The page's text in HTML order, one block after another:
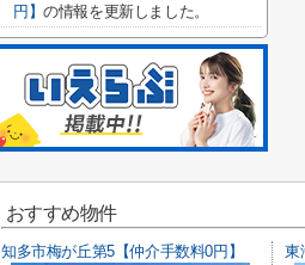
円】の情報を更新しました。
おすすめ物件
知多市梅が丘第5【仲介手数料0円】